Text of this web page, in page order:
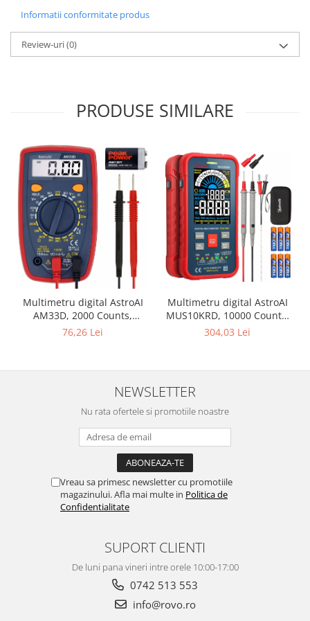
Informatii conformitate produs
Review-uri(0)
PRODUSE SIMILARE
Multimetru digital AstroAI
AM33D, 2000 Counts,
Masurare continuitate
76,26 Lei
Multimetru digital AstroAI
MUS10KRD, 10000 Counts,
Smart Auto, TRMS Auto-
Temperatura, Geanta
304,03 Lei
NEWSLETTER
Nu rata ofertele si promotiile noastre
Vreau sa primesc newsletter cu promotiile
magazinului. Afla mai multe in Politica de
Confidentialitate
SUPORT CLIENTI
De luni pana vineri intre orele 10:00-17:00
0742 513 553
info@rovo.ro